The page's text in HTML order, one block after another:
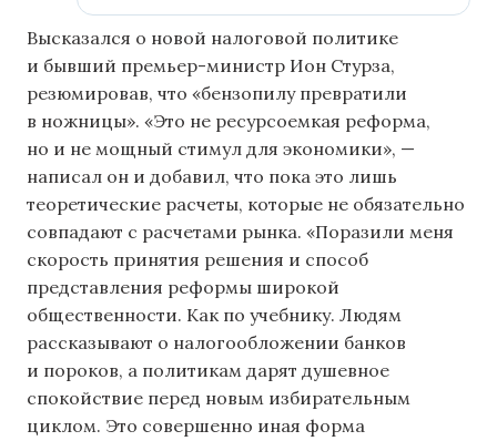
Высказался о новой налоговой политике
и бывший премьер-министр Ион Стурза,
резюмировав, что «бензопилу превратили
в ножницы». «Это не ресурсоемкая реформа,
но и не мощный стимул для экономики», —
написал он и добавил, что пока это лишь
теоретические расчеты, которые не обязательно
совпадают с расчетами рынка. «Поразили меня
скорость принятия решения и способ
представления реформы широкой
общественности. Как по учебнику. Людям
рассказывают о налогообложении банков
и пороков, а политикам дарят душевное
спокойствие перед новым избирательным
циклом. Это совершенно иная форма